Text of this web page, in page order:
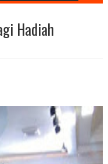
Hadiah